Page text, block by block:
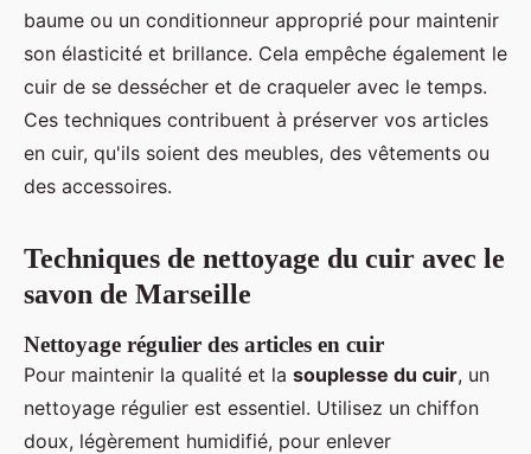
baume ou un conditionneur approprié pour maintenir
son élasticité et brillance. Cela empêche également le
cuir de se dessécher et de craqueler avec le temps.
Ces techniques contribuent à préserver vos articles
en cuir, qu'ils soient des meubles, des vêtements ou
des accessoires.
Techniques de nettoyage du cuir avec le
savon de Marseille
Nettoyage régulier des articles en cuir
Pour maintenir la qualité et la souplesse du cuir, un
nettoyage régulier est essentiel. Utilisez un chiffon
doux, légèrement humidifié, pour enlever